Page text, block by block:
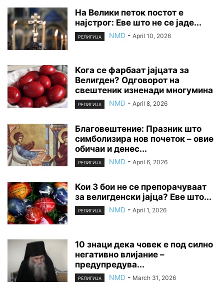
На Велики петок постот е
најстрог: Еве што не се јаде...
РЕЛИГИЈА NMD - April 10, 2026
Кога се фарбаат јајцата за
Велигден? Одговорот на
свештеник изненади многумина
РЕЛИГИЈА NMD - April 8, 2026
Благовештение: Празник што
симболизира нов почеток – овие
обичаи и денес...
РЕЛИГИЈА NMD - April 6, 2026
Кои 3 бои не се препорачуваат
за велигденски јајца? Еве што...
РЕЛИГИЈА NMD - April 1, 2026
10 знаци дека човек е под силно
негативно влијание –
предупредува...
РЕЛИГИЈА NMD - March 31, 2026